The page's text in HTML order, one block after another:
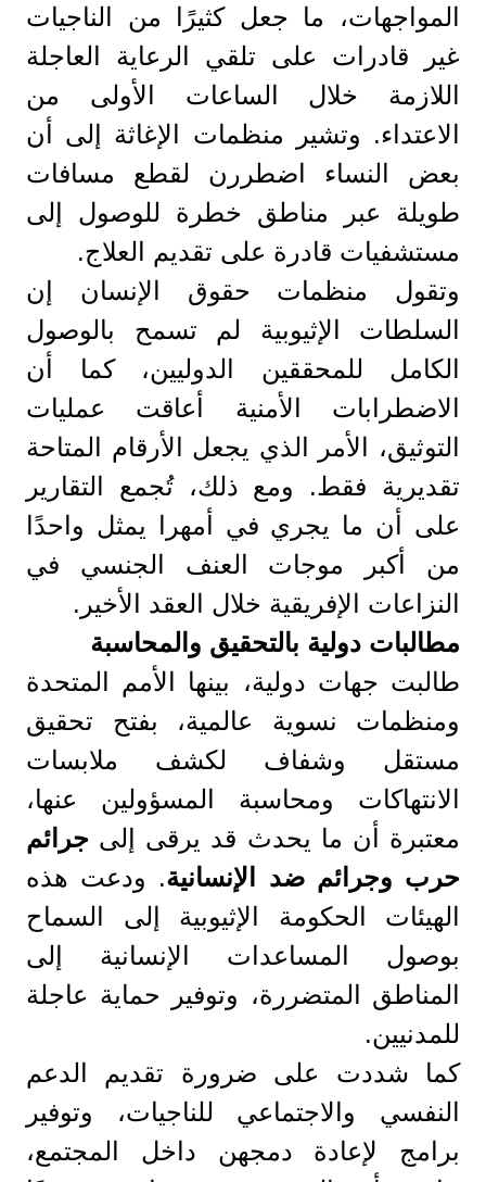
المواجهات، ما جعل كثيرًا من الناجيات
غير قادرات على تلقي الرعاية العاجلة
اللازمة خلال الساعات الأولى من
الاعتداء. وتشير منظمات الإغاثة إلى أن
بعض النساء اضطررن لقطع مسافات
طويلة عبر مناطق خطرة للوصول إلى
مستشفيات قادرة على تقديم العلاج.
وتقول منظمات حقوق الإنسان إن
السلطات الإثيوبية لم تسمح بالوصول
الكامل للمحققين الدوليين، كما أن
الاضطرابات الأمنية أعاقت عمليات
التوثيق، الأمر الذي يجعل الأرقام المتاحة
تقديرية فقط. ومع ذلك، تُجمع التقارير
على أن ما يجري في أمهرا يمثل واحدًا
من أكبر موجات العنف الجنسي في
النزاعات الإفريقية خلال العقد الأخير.
مطالبات دولية بالتحقيق والمحاسبة
طالبت جهات دولية، بينها الأمم المتحدة
ومنظمات نسوية عالمية، بفتح تحقيق
مستقل وشفاف لكشف ملابسات
الانتهاكات ومحاسبة المسؤولين عنها،
معتبرة أن ما يحدث قد يرقى إلى جرائم
حرب وجرائم ضد الإنسانية. ودعت هذه
الهيئات الحكومة الإثيوبية إلى السماح
بوصول المساعدات الإنسانية إلى
المناطق المتضررة، وتوفير حماية عاجلة
للمدنيين.
كما شددت على ضرورة تقديم الدعم
النفسي والاجتماعي للناجيات، وتوفير
برامج لإعادة دمجهن داخل المجتمع،